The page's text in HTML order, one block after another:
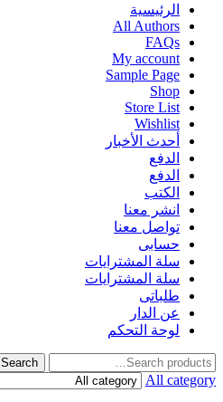
الرئيسية
All Authors
FAQs
My account
Sample Page
Shop
Store List
Wishlist
أحدث الأخبار
الدفع
الدفع
الكتب
انشر معنا
تواصل معنا
حسابى
سلة المشترايات
سلة المشترايات
طلباتى
عن الدار
لوحة التحكم
Search
All category